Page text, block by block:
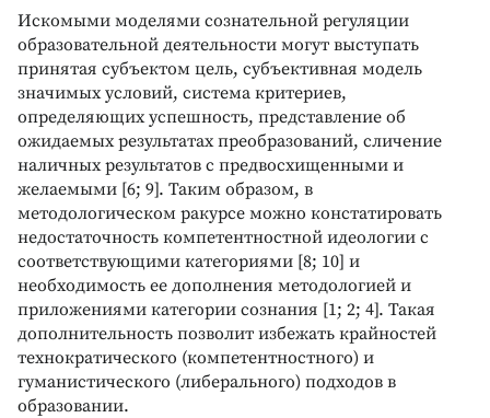
Искомыми моделями сознательной регуляции
образовательной деятельности могут выступать
принятая субъектом цель, субъективная модель
значимых условий, система критериев,
определяющих успешность, представление об
ожидаемых результатах преобразований, сличение
наличных результатов с предвосхищенными и
желаемыми [6; 9]. Таким образом, в
методологическом ракурсе можно констатировать
недостаточность компетентностной идеологии с
соответствующими категориями [8; 10] и
необходимость ее дополнения методологией и
приложениями категории сознания [1; 2; 4]. Такая
дополнительность позволит избежать крайностей
технократического (компетентностного) и
гуманистического (либерального) подходов в
образовании.